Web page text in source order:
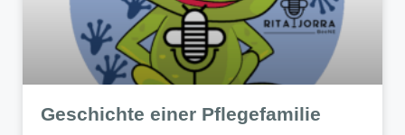
Geschichte einer Pflegefamilie